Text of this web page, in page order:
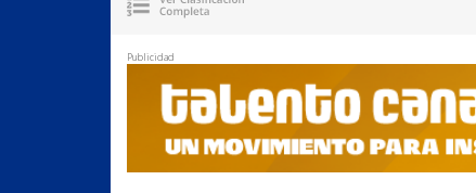
Publicidad